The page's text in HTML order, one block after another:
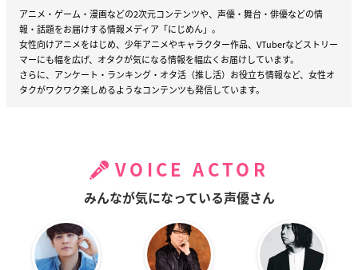
アニメ・ゲーム・漫画などの2次元コンテンツや、声優・舞台・俳優などの情
報・話題をお届けする情報メディア「にじめん」。
女性向けアニメをはじめ、少年アニメやキャラクター作品、VTuberなどストリー
マーにも幅を広げ、オタクが気になる情報を幅広くお届けしています。
さらに、アンケート・ランキング・オタ活（推し活）お役立ち情報など、女性オ
タクがワクワク楽しめるようなコンテンツも発信しています。
VOICE ACTOR
みんなが気になっている声優さん